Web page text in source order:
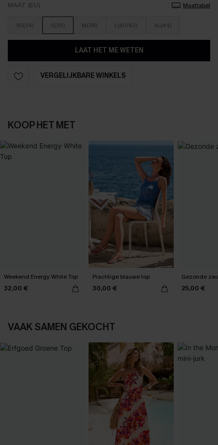
MAAT (EU) Maattabel
XS(34) S(36) M(38) L(40/42) XL(44)
LAAT HET ME WETEN
VERGELIJKBARE WINKELS
KOOP HET MET
Weekend Energy White Top
32,00 €
Prachtige blauwe top
30,00 €
Gezonde
25,00 €
VAAK SAMEN GEKOCHT